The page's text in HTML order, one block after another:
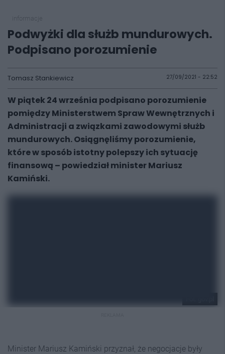
Podwyżki dla służb mundurowych.
Podpisano porozumienie
Tomasz Stankiewicz 27/09/2021 - 22:52
W piątek 24 września podpisano porozumienie
pomiędzy Ministerstwem Spraw Wewnętrznych i
Administracji a związkami zawodowymi służb
mundurowych. Osiągnęliśmy porozumienie,
które w sposób istotny polepszy ich sytuację
finansową – powiedział minister Mariusz
Kamiński.
Minister Mariusz Kamiński przyznał, że negocjacje były